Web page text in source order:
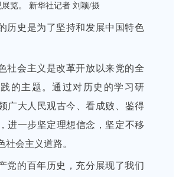
展览。 新华社记者 刘颖/摄
历史是为了坚持和发展中国特色
社会主义是改革开放以来党的全
的主题。通过对历史的学习研
广大人民观古今、看成败、鉴得
进一步坚定理想信念，坚定不移
社会主义道路。
党的百年历史，充分展现了我们